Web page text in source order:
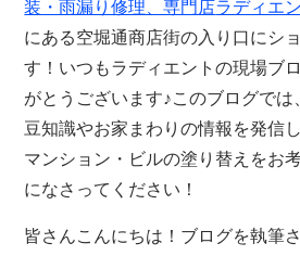
装・雨漏り修理、専門店ラディエ
にある空堀通商店街の入り口にシ
す！いつもラディエントの現場ブ
がとうございます♪このブログでは
豆知識やお家まわりの情報を発信
マンション・ビルの塗り替えをお
になさってください！
皆さんこんにちは！ブログを執筆